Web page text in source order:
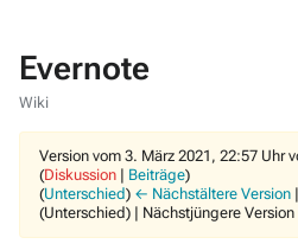
Evernote
Wiki
Version vom 3. März 2021, 22:57 Uhr
(Diskussion | Beiträge)
(Unterschied) ← Nächstältere Version
(Unterschied) | Nächstjüngere